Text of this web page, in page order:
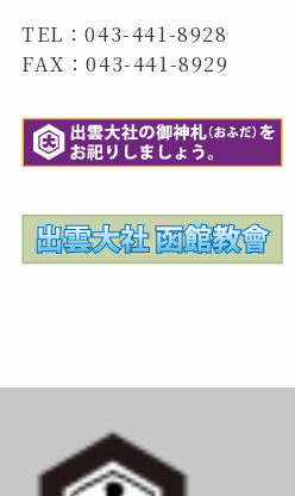
TEL：043-441-8928
FAX：043-441-8929